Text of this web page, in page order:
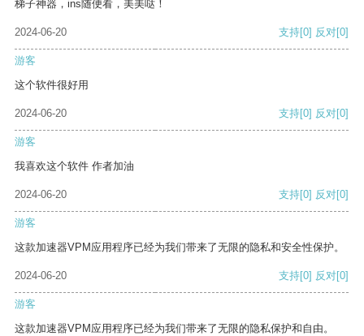
梯子神器，ins随便看，美美哒！
2024-06-20 支持[0] 反对[0]
游客
这个软件很好用
2024-06-20 支持[0] 反对[0]
游客
我喜欢这个软件 作者加油
2024-06-20 支持[0] 反对[0]
游客
这款加速器VPM应用程序已经为我们带来了无限的隐私和安全性保护。
2024-06-20 支持[0] 反对[0]
游客
这款加速器VPM应用程序已经为我们带来了无限的隐私保护和自由。